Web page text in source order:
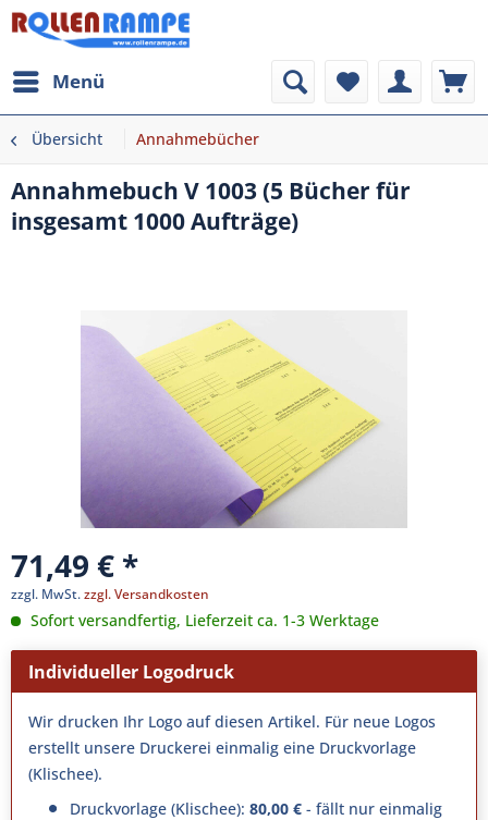
Menü
Übersicht Annahmebücher
Annahmebuch V 1003 (5 Bücher für
insgesamt 1000 Aufträge)
71,49 € *
zzgl. MwSt.zzgl. Versandkosten
Sofort versandfertig, Lieferzeit ca. 1-3 Werktage
Individueller Logodruck
Wir drucken Ihr Logo auf diesen Artikel. Für neue Logos
erstellt unsere Druckerei einmalig eine Druckvorlage
(Klischee).
Druckvorlage (Klischee): 80,00 € - fällt nur einmalig